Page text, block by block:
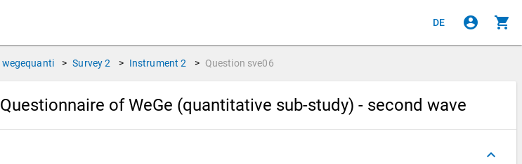
DE account_circle shopping_cart
wegequanti > Survey 2 > Instrument 2 > Question sve06
Questionnaire of WeGe (quantitative sub-study) - second wave
keyboard_arrow_up